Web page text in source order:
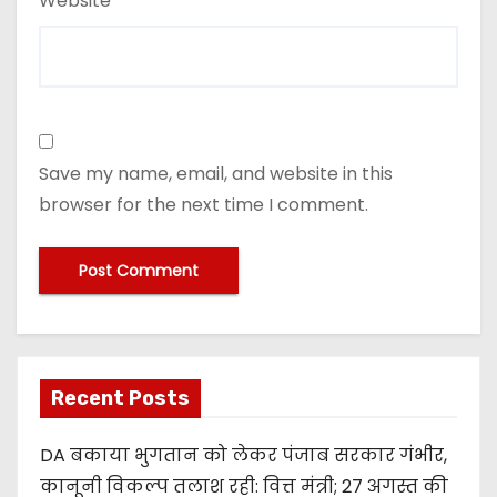
Save my name, email, and website in this
browser for the next time I comment.
Recent Posts
DA बकाया भुगतान को लेकर पंजाब सरकार गंभीर,
कानूनी विकल्प तलाश रही: वित्त मंत्री; 27 अगस्त की